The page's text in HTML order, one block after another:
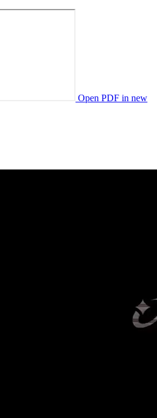
Open PDF in new